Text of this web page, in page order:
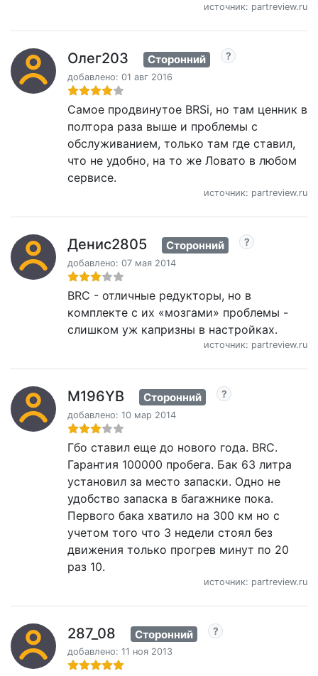
источник: partreview.ru
Олег203 Сторонний
добавлено: 01 авг 2016
Самое продвинутое BRSi, но там ценник в
полтора раза выше и проблемы с
обслуживанием, только там где ставил,
что не удобно, на то же Ловато в любом
сервисе.
источник: partreview.ru
Денис2805 Сторонний
добавлено: 07 мая 2014
BRC - отличные редукторы, но в
комплекте с их «мозгами» проблемы -
слишком уж капризны в настройках.
источник: partreview.ru
M196YB Сторонний
добавлено: 10 мар 2014
Гбо ставил еще до нового года. BRC.
Гарантия 100000 пробега. Бак 63 литра
установил за место запаски. Одно не
удобство запаска в багажнике пока.
Первого бака хватило на 300 км но с
учетом того что 3 недели стоял без
движения только прогрев минут по 20
раз 10.
источник: partreview.ru
287_08 Сторонний
добавлено: 11 ноя 2013